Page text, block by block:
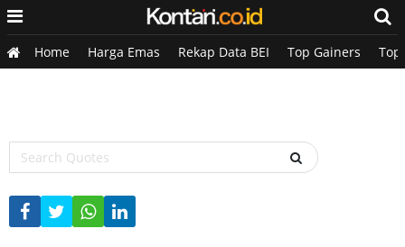
Home Harga Emas Rekap Data BEI Top Gainers Top